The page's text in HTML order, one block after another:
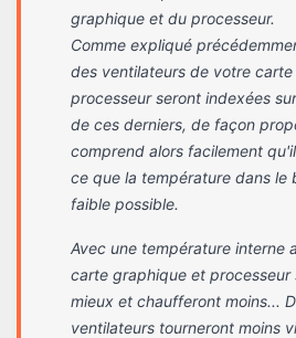
graphique et du processeur.
Comme expliqué
des ventilateurs de votre
processeur seront indexées
de ces derniers, de façon
comprend alors facilement
ce que la température dans le
faible possible.
Avec une température interne
carte graphique et processeur
mieux et chaufferont moins...
ventilateurs tourneront moins